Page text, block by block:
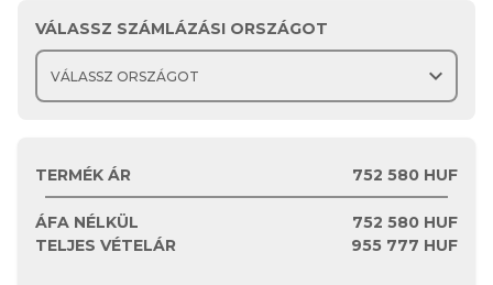
VÁLASSZ SZÁMLÁZÁSI ORSZÁGOT
expand_more
TERMÉK ÁR 752 580 HUF
ÁFA NÉLKÜL 752 580 HUF
TELJES VÉTELÁR
955 777 HUF